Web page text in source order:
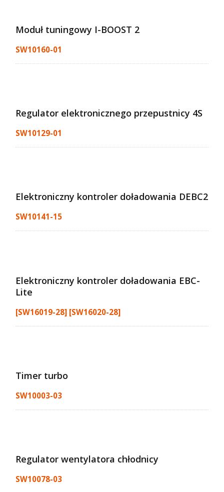
Moduł tuningowy I-BOOST 2
SW10160-01
Regulator elektronicznego przepustnicy 4S
SW10129-01
Elektroniczny kontroler doładowania DEBC2
SW10141-15
Elektroniczny kontroler doładowania EBC-
Lite
[SW16019-28] [SW16020-28]
Timer turbo
SW10003-03
Regulator wentylatora chłodnicy
SW10078-03